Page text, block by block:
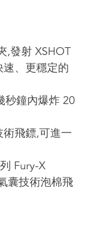
,發射 XSHOT
、更穩定的
秒鐘內爆炸 20
飛鏢,可進一
Fury-X
囊技術泡棉飛